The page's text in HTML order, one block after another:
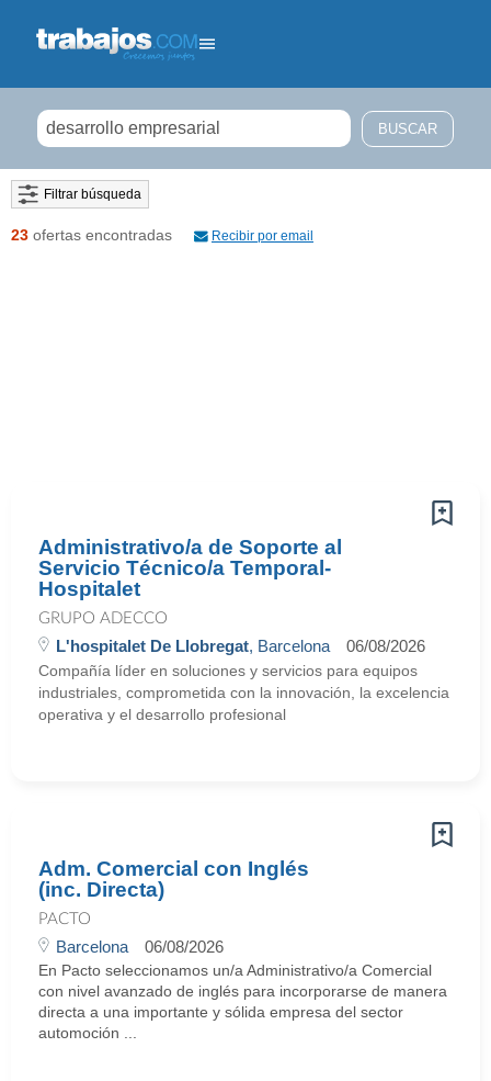
Filtrar búsqueda
23 ofertas encontradas Recibir por email
Administrativo/a de Soporte al
Servicio Técnico/a Temporal-
Hospitalet
GRUPO ADECCO
L'hospitalet De Llobregat, Barcelona 06/08/2026
Compañía líder en soluciones y servicios para equipos
industriales, comprometida con la innovación, la excelencia
operativa y el desarrollo profesional
Adm. Comercial con Inglés
(inc. Directa)
PACTO
Barcelona 06/08/2026
En Pacto seleccionamos un/a Administrativo/a Comercial
con nivel avanzado de inglés para incorporarse de manera
directa a una importante y sólida empresa del sector
automoción ...